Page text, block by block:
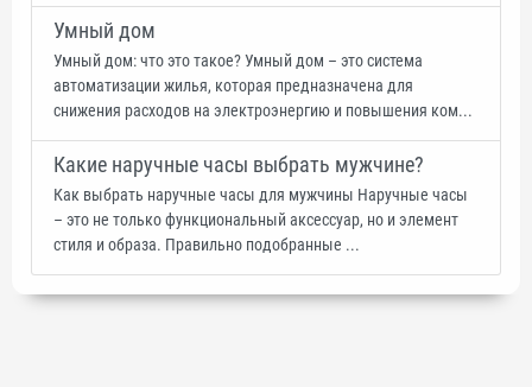
Умный дом
Умный дом: что это такое? Умный дом – это система
автоматизации жилья, которая предназначена для
снижения расходов на электроэнергию и повышения ком...
Какие наручные часы выбрать мужчине?
Как выбрать наручные часы для мужчины Наручные часы
– это не только функциональный аксессуар, но и элемент
стиля и образа. Правильно подобранные ...